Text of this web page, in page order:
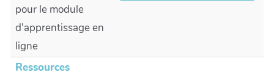
pour le module
d'apprentissage en
ligne
Ressources